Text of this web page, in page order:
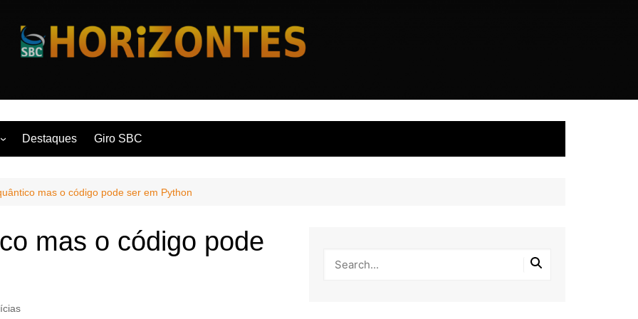
Horizontes
Destaques Giro SBC
mas o código pode ser em Python
mas o código pode